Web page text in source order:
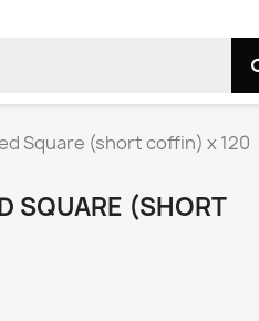
Square (short coffin) x 120
SQUARE (SHORT